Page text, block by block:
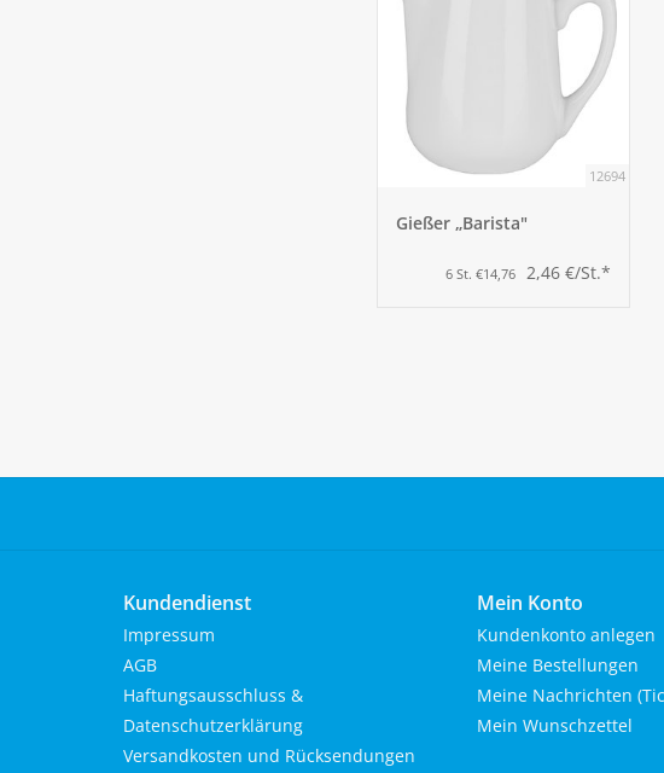
12694
Gießer „Barista"
6 St. €14,76 2,46 €/St.*
Kundendienst
Impressum
AGB
Haftungsausschluss &
Datenschutzerklärung
Versandkosten und Rücksendungen
Mein Konto
Kundenkonto anlegen
Meine Bestellungen
Meine Nachrichten
Mein Wunschzettel